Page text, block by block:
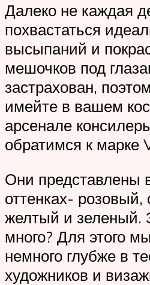
Далеко не каждая
похвастаться
высыпаний и
мешочков под
застрахован,
имейте в вашем
арсенале
обратимся к марке
Они представлены
оттенках-
желтый и зеленый.
много? Для этого
немного глубже в
художников и